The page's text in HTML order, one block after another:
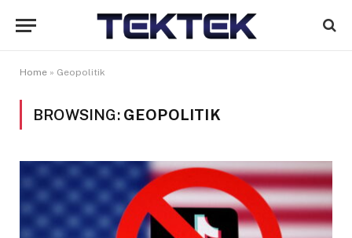
Home » Geopolitik
BROWSING: GEOPOLITIK